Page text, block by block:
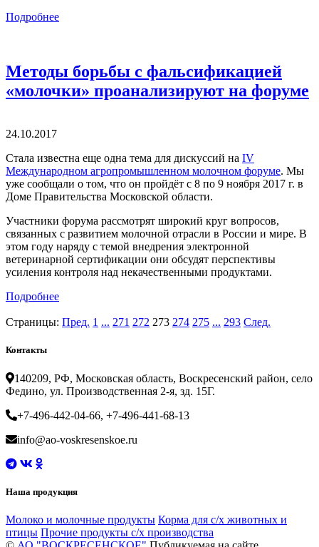
Подробнее
Методы борьбы с фальсификацией
«молочки» проанализируют на форуме
24.10.2017
Стала известна еще одна тема для дискуссий на IV
Международном агропромышленном молочном форуме. Мы
уже сообщали о том, что он пройдёт с 8 по 9 ноября 2017 г. в
Доме Правительства Московской области.
Участники форума рассмотрят широкий круг вопросов,
связанных с развитием молочной отрасли в России и мире. В
этом году наряду с темой внедрения электронной
ветеринарной сертификации они обсудят перспективы
усиления контроля над некачественными продуктами.
Подробнее
Страницы: Пред. 1 ... 271 272 273 274 275 ... 293 След.
Контакты
140209, РФ, Московская область, Воскресенский район, село
Федино, ул. Производственная 2-я, зд. 15Г.
+7-496-442-04-66, +7-496-441-68-13
info@ao-voskresenskoe.ru
Наша продукция
Молоко и молочные продукты Корма для с/х животных и
птицы Прочие продукты с/х производства